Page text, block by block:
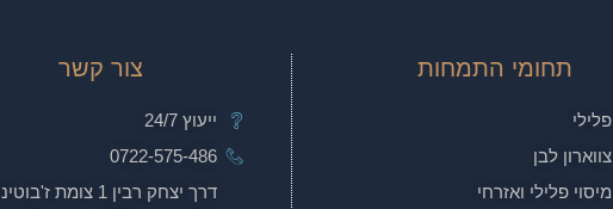
תחומי התמחות
פלילי
צווארון לבן
מיסוי פלילי ואזרחי
צור קשר
ייעוץ 24/7
0722-575-486
דרך יצחק רבין 1 צומת